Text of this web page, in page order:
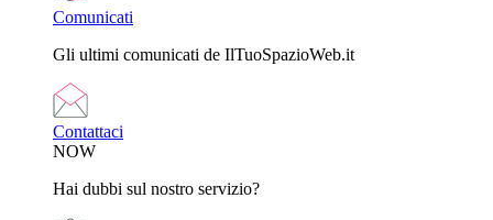
Comunicati
Gli ultimi comunicati de IlTuoSpazioWeb.it
Contattaci
NOW
Hai dubbi sul nostro servizio?